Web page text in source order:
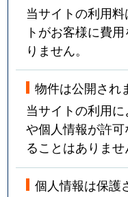
当サイトの利用
トがお客様に費
りません。
物件は公開され
当サイトの利用
や個人情報が許
ることはありませ
個人情報は保護